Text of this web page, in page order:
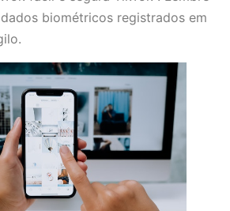
biométricos registrados em